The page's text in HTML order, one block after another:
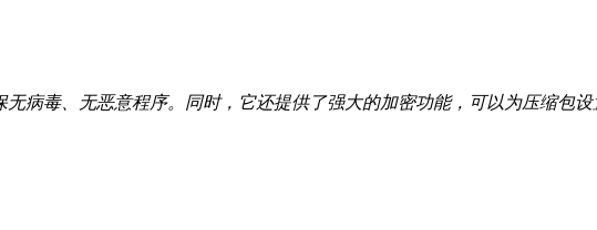
无病毒、无恶意程序。同时，它还提供了强大的加密功能，可以为压缩包